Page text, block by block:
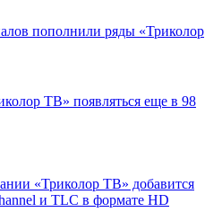
пополнили ряды «Триколор
ТВ» появляться еще в 98
«Триколор ТВ» добавится
и TLC в формате HD